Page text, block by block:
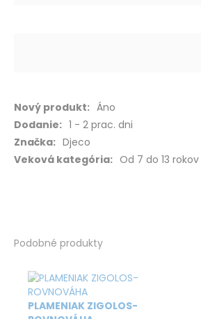
Viac
informácií
Áno
1 - 2 prac. dni
Djeco
Od 7 do 13 rokov
Podobné produkty
PLAMENIAK ZIGOLOS-